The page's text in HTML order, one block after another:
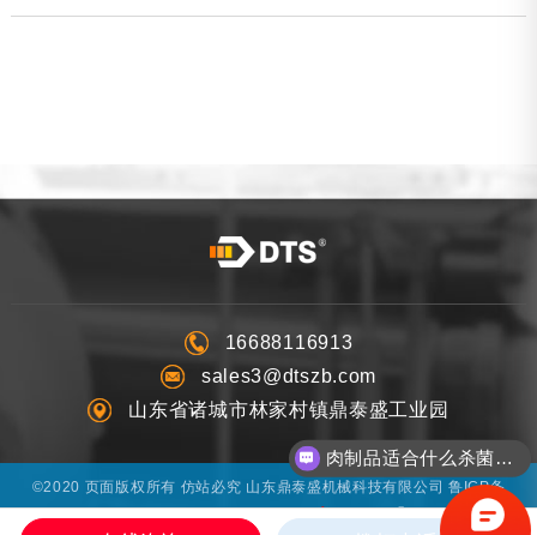
16688116913
sales3@dtszb.com
山东省诸城市林家村镇鼎泰盛工业园
©2020 页面版权所有 仿站必究 山东鼎泰盛机械科技有限公司 鲁ICP备
20007596号-4技术支持： 超越互联®
肉制品适合什么杀菌方式?